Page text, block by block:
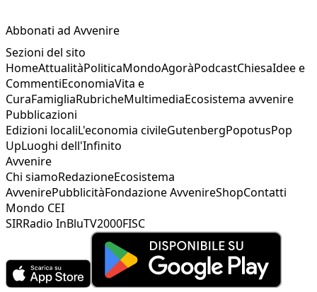
Abbonati ad Avvenire
Sezioni del sito
HomeAttualitàPoliticaMondoAgoràPodcastChiesaIdee e
CommentiEconomiaVita e
CuraFamigliaRubricheMultimediaEcosistema avvenire
Pubblicazioni
Edizioni localiL'economia civileGutenbergPopotusPop
UpLuoghi dell'Infinito
Avvenire
Chi siamoRedazioneEcosistema
AvvenirePubblicitàFondazione AvvenireShopContatti
Mondo CEI
SIRRadio InBluTV2000FISC